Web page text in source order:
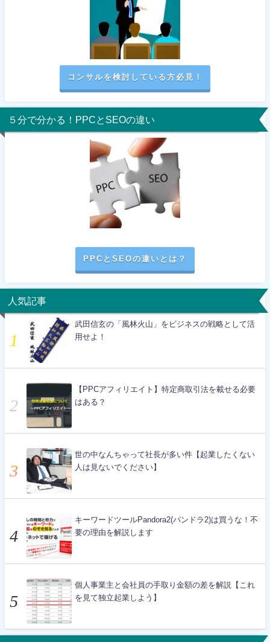
コンサルを検討している方必見！
５分で分かる！PPCとSEOの違い
PPCとSEOの違いとは？
人気記事
武田信玄の「風林火山」をビジネスの戦略として活
用せよ！
【PPCアフィリエイト】特定商取引法を載せる必要
はある？
世の中なんちゃって社長が多い件【起業したくない
人は見ないでください】
キーワードツールPandora2(パンドラ2)は買うな！不
要の理由を解説します
個人事業主と会社員の手取り金額の差を解説【これ
を見て独立起業しよう】